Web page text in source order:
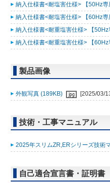
納入仕様書<耐塩害仕様> 【50Hz
納入仕様書<耐塩害仕様> 【60Hz
納入仕様書<耐重塩害仕様> 【
納入仕様書<耐重塩害仕様> 【
製品画像
外観写真 (189KB) [2025/03/
技術・工事マニュアル
2025年スリムZR,ERシリーズ技術
自己適合宣言書・証明書